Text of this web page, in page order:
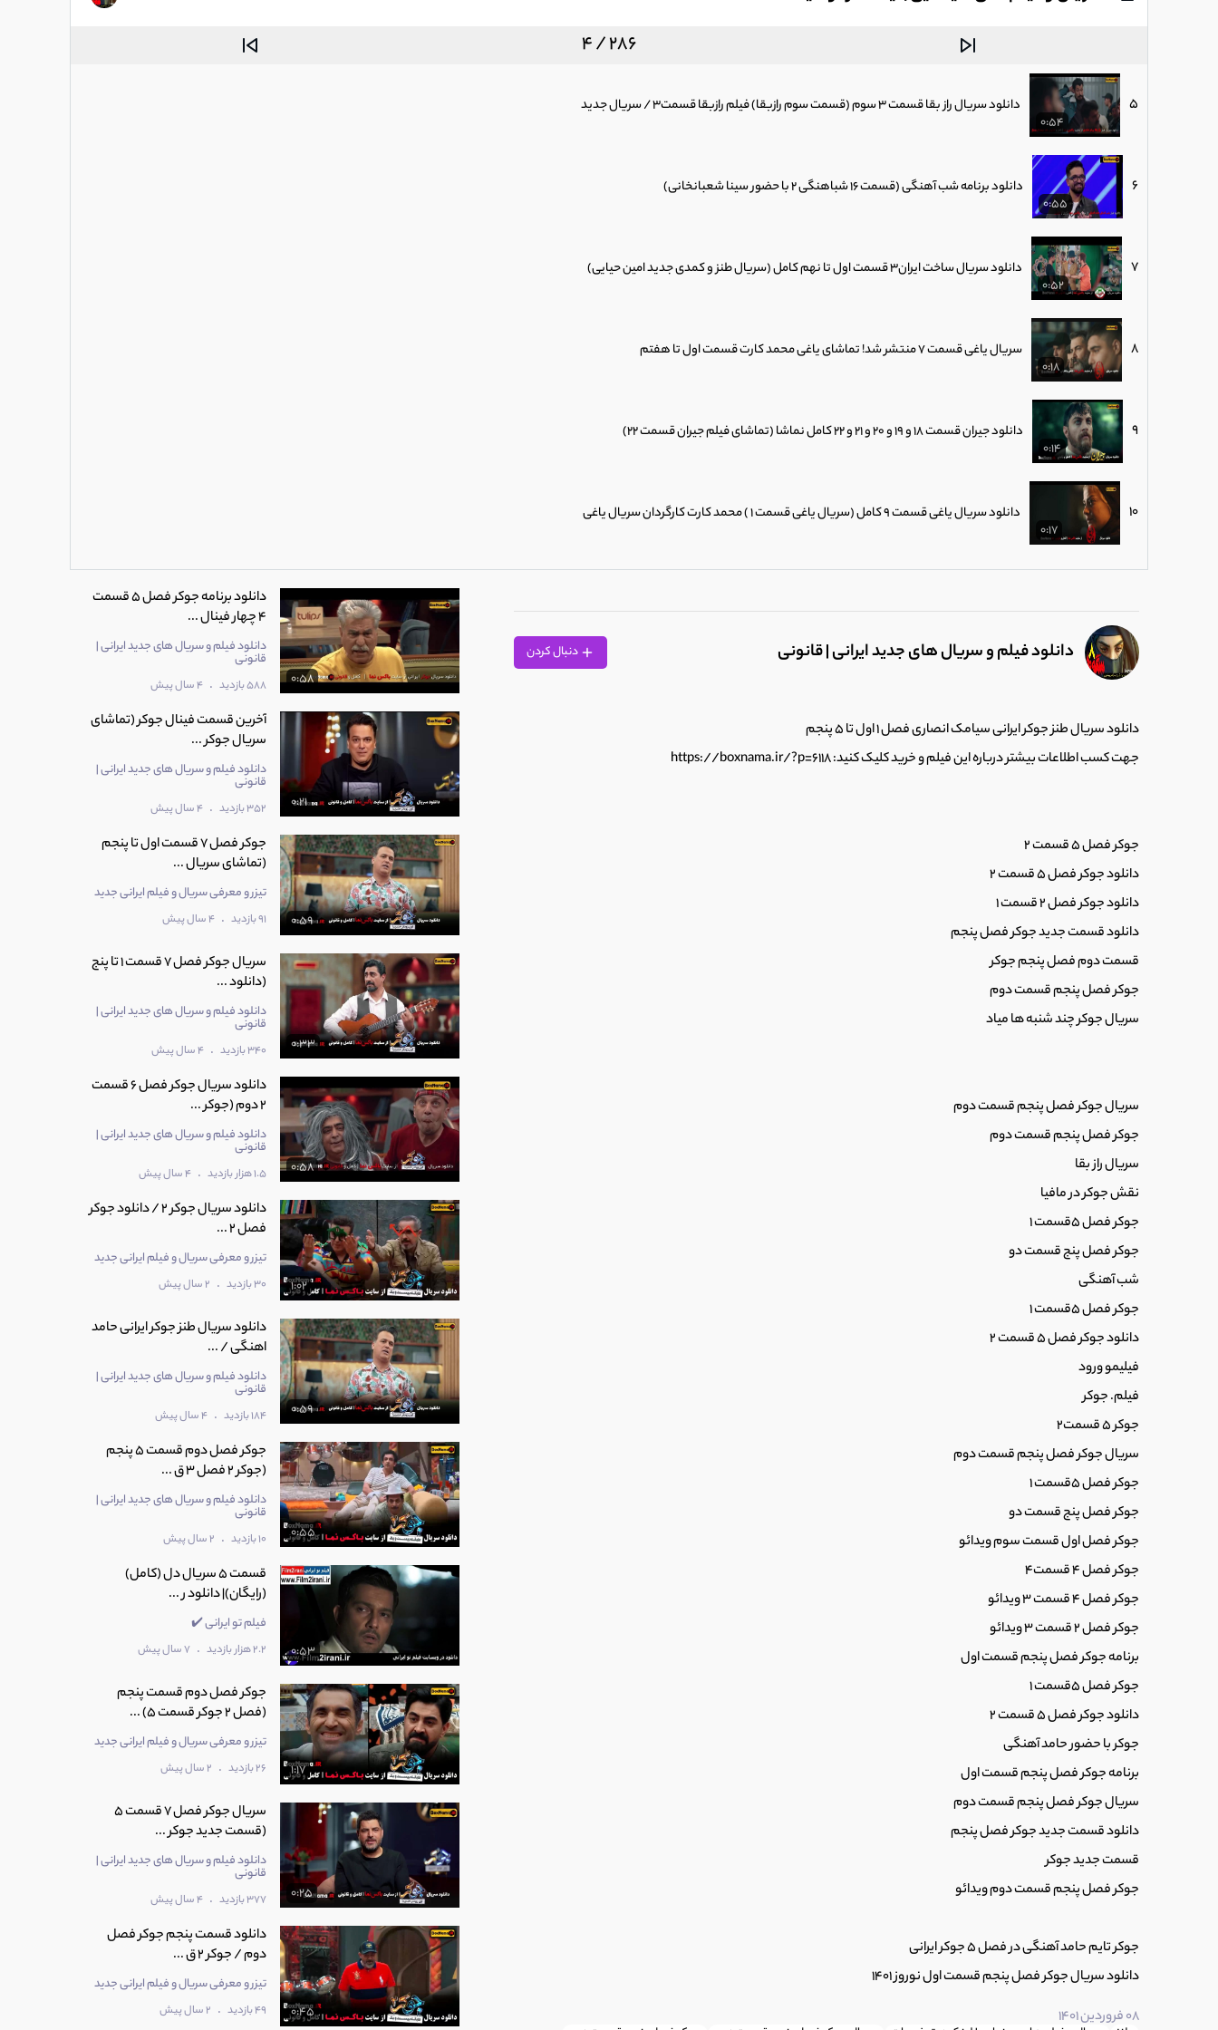
4 / 286
5
0:54
دانلود سریال راز بقا قسمت 3 سوم (قسمت سوم رازبقا) فیلم رازبقا قسمت3 / سریال جدید
6
0:55
دانلود برنامه شب آهنگی (قسمت 16 شباهنگی 2 با حضور سینا شعبانخانی)
7
0:52
دانلود سریال ساخت ایران3 قسمت اول تا نهم کامل (سریال طنز و کمدی جدید امین حیایی)
8
0:18
سریال یاغی قسمت 7 منتشر شد! تماشای یاغی محمد کارت قسمت اول تا هفتم
9
0:14
دانلود جیران قسمت 18 و 19 و 20 و 21 و 22 کامل نماشا (تماشای فیلم جیران قسمت 22)
10
0:17
دانلود سریال یاغی قسمت 9 کامل (سریال یاغی قسمت 1 ) محمد کارت کارگردان سریال یاغی
0:25
12
13 دانلود فیلم طنز و کمدی دینامیت | پژمان جمشیدی – احمدمهران فر
14
15
0:54
16
1:39
دانلود سریال طنز نیسان آبی منوچهر هادی (مهران غفوریان حسین یاری یکتا ناصر)
0:14
18
0:23
19 دانلود سریال طنز جادوگر احمد مهرانفر متین ستوده فیلم طنز ایرانی جدید
20
0:33
سریال یاغی قسمت 8 / سریال یاغی قسمت 9 / دانلود قسمت 10 یاغی / فیلم یاغی قسمت 11
21
1:06
22
0:12
23
0:33
24 دانلود آفتاب‌پرست کمدی و طنز جدید ایرانی (سریال آفتاب‌پرست قسمت 4 و 3 و 2 و 1)
25 قسمت 12 یاغی کامل (تماشای سریال یاغی قسمت دوازده) یاغی نیکی کریمی
0:36
27 دانلود قسمت 14 سریال یاغی ایرانی (تماشای سریال یاغی قسمت چهاردهم) کشتی گیر
28 گربه سیاه سینمایی ایرانی (فیلم های ترلان پروانه) دانلود فیلم ایرانی گربه سیا
دانلود فیلم و سریال های جدید ایرانی | قانونی دنبال کردن
دانلود سریال طنز جوکر ایرانی سیامک انصاری فصل 1 اول تا 5 پنجم
جهت کسب اطلاعات بیشتر درباره این فیلم و خرید کلیک کنید: https://boxnama.ir/?p=6118
جوکر فصل 5 قسمت 2
دانلود جوکر فصل 5 قسمت 2
دانلود جوکر فصل 2 قسمت 1
دانلود قسمت جدید جوکر فصل پنجم
قسمت دوم فصل پنجم جوکر
جوکر فصل پنجم قسمت دوم
سریال جوکر چند شنبه ها میاد
سریال جوکر فصل پنجم قسمت دوم
جوکر فصل پنجم قسمت دوم
سریال راز بقا
نقش جوکر در مافیا
جوکر فصل 5قسمت 1
جوکر فصل پنج قسمت دو
شب آهنگی
جوکر فصل 5قسمت 1
دانلود جوکر فصل 5 قسمت 2
فیلیمو ورود
فیلم. جوکر
جوکر 5 قسمت2
سریال جوکر فصل پنجم قسمت دوم
جوکر فصل 5قسمت 1
جوکر فصل پنج قسمت دو
جوکر فصل اول قسمت سوم ویدائو
جوکر فصل 4 قسمت4
جوکر فصل 4 قسمت 3 ویدائو
جوکر فصل 2 قسمت 3 ویدائو
برنامه جوکر فصل پنجم قسمت اول
جوکر فصل 5قسمت 1
دانلود جوکر فصل 5 قسمت 2
جوکر با حضور حامد آهنگی
برنامه جوکر فصل پنجم قسمت اول
سریال جوکر فصل پنجم قسمت دوم
دانلود قسمت جدید جوکر فصل پنجم
قسمت جدید جوکر
جوکر فصل پنجم قسمت دوم ویدائو
جوکر تایم حامد آهنگی در فصل 5 جوکر ایرانی
دانلود سریال جوکر فصل پنجم قسمت اول نوروز 1401
08 فروردین 1401
0:58
دانلود برنامه جوکر فصل 5 قسمت
4 چهار فینال ...
دانلود فیلم و سریال های جدید ایرانی |
قانونی
588 بازدید . 4 سال پیش
0:21
آخرین قسمت فینال جوکر (تماشای
سریال جوکر ...
دانلود فیلم و سریال های جدید ایرانی |
قانونی
352 بازدید . 4 سال پیش
0:59
جوکر فصل 7 قسمت اول تا پنجم
(تماشای سریال ...
تیزر و معرفی سریال و فیلم ایرانی جدید
91 بازدید . 4 سال پیش
0:33
سریال جوکر فصل 7 قسمت 1 تا پنج
(دانلود ...
دانلود فیلم و سریال های جدید ایرانی |
قانونی
340 بازدید . 4 سال پیش
0:58
دانلود سریال جوکر فصل 6 قسمت
2 دوم (جوکر ...
دانلود فیلم و سریال های جدید ایرانی |
قانونی
1.5 هزار بازدید . 4 سال پیش
1:02
دانلود سریال جوکر 2 / دانلود جوکر
فصل 2 ...
تیزر و معرفی سریال و فیلم ایرانی جدید
30 بازدید . 2 سال پیش
0:59
دانلود سریال طنز جوکر ایرانی حامد
اهنگی / ...
دانلود فیلم و سریال های جدید ایرانی |
قانونی
184 بازدید . 4 سال پیش
0:55
جوکر فصل دوم قسمت 5 پنجم
(جوکر 2 فصل 3 ق ...
دانلود فیلم و سریال های جدید ایرانی |
قانونی
10 بازدید . 2 سال پیش
0:53
قسمت 5 سریال دل (کامل)
(رایگان)| دانلود ر ...
فیلم تو ایرانی ✔️
2.2 هزار بازدید . 7 سال پیش
1:17
جوکر فصل دوم قسمت پنجم
(فصل 2 جوکر قسمت 5) ...
تیزر و معرفی سریال و فیلم ایرانی جدید
26 بازدید . 2 سال پیش
0:25
سریال جوکر فصل 7 قسمت 5
(قسمت جدید جوکر ...
دانلود فیلم و سریال های جدید ایرانی |
قانونی
377 بازدید . 4 سال پیش
0:45
دانلود قسمت پنجم جوکر فصل
دوم / جوکر 2 ق ...
تیزر و معرفی سریال و فیلم ایرانی جدید
49 بازدید . 2 سال پیش